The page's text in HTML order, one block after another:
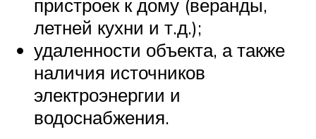
пристроек к дому (веранды,
летней кухни и т.д.);
удаленности объекта, а также
наличия источников
электроэнергии и
водоснабжения.